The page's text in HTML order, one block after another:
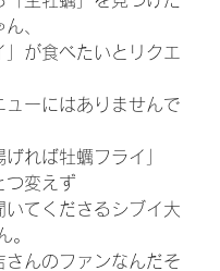
、
」が食べたいとリクエ
ューにはありませんで
げれば牡蠣フライ」
つ変えず
いてくださるシブイ大
。
さんのファンなんだそ